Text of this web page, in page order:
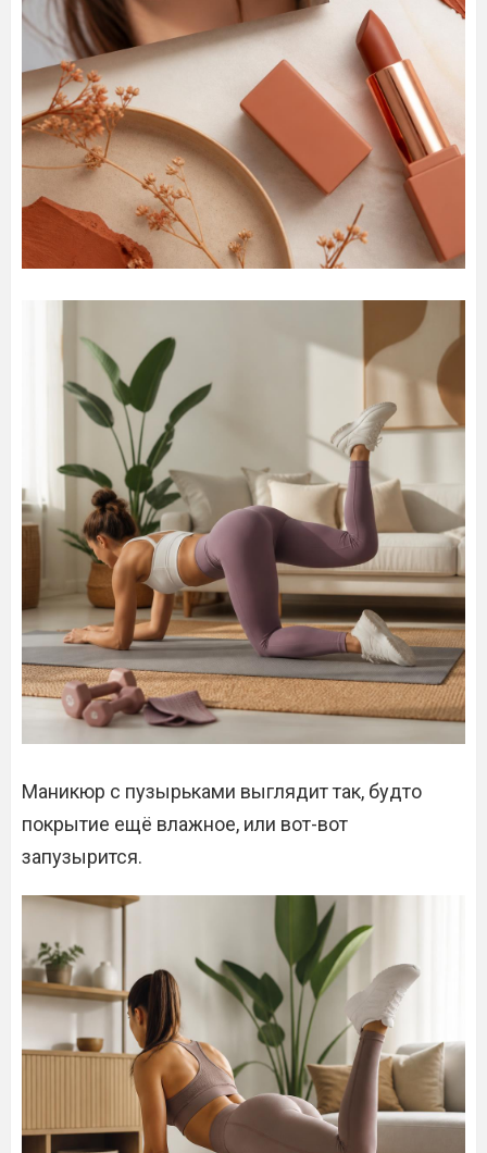
Маникюр с пузырьками выглядит так, будто
покрытие ещё влажное, или вот-вот
запузырится.